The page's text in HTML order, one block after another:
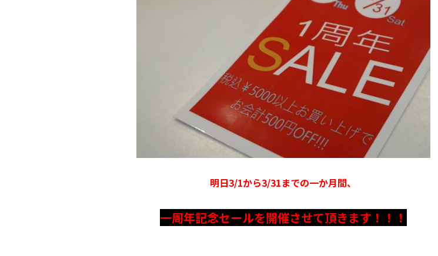
明日3/1から3/31までの一か月間、
一周年記念セールを開催させて頂きます！！！